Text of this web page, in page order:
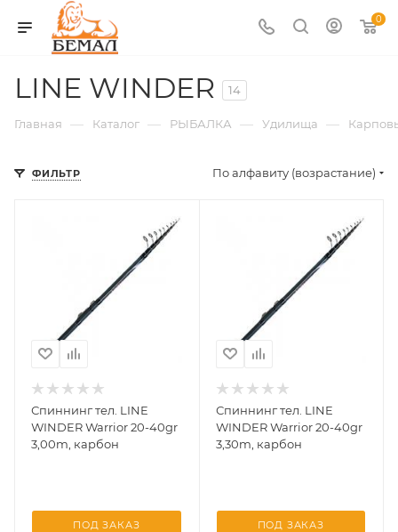
0
LINE WINDER 14
Главная — Каталог — РЫБАЛКА — Удилища —
ФИЛЬТР По алфавиту (возрастание)
Спиннинг тел. LINE
WINDER Warrior 20-40gr
3,00m, карбон
ПОД ЗАКАЗ
Спиннинг тел. LINE
WINDER Warrior 20-40gr
3,30m, карбон
ПОД ЗАКАЗ